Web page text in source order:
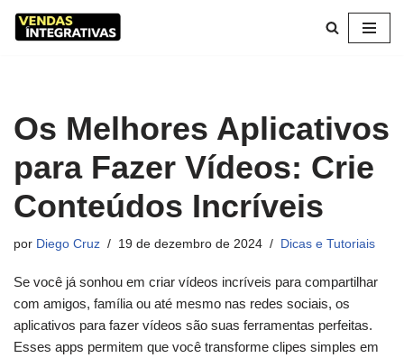
Os Melhores Aplicativos
para Fazer Vídeos: Crie
Conteúdos Incríveis
por Diego Cruz 19 de dezembro de 2024 Dicas e Tutoriais
Se você já sonhou em criar vídeos incríveis para compartilhar
com amigos, família ou até mesmo nas redes sociais, os
aplicativos para fazer vídeos são suas ferramentas perfeitas.
Esses apps permitem que você transforme clipes simples em